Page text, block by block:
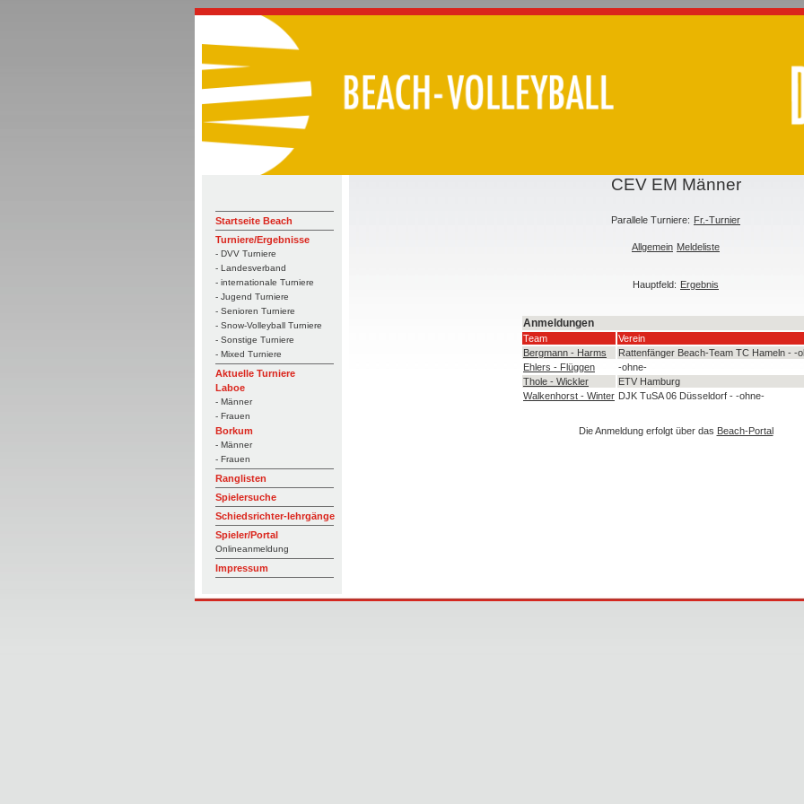
Startseite Beach
Turniere/Ergebnisse
- DVV Turniere
- Landesverband
- internationale Turniere
- Jugend Turniere
- Senioren Turniere
- Snow-Volleyball Turniere
- Sonstige Turniere
- Mixed Turniere
Aktuelle Turniere
Laboe
- Männer
- Frauen
Borkum
- Männer
- Frauen
Ranglisten
Spielersuche
Schiedsrichter-lehrgänge
Spieler/Portal
Onlineanmeldung
Impressum
CEV EM Männer
Parallele Turniere: Fr.-Turnier
Allgemein Meldeliste
Hauptfeld: Ergebnis
Anmeldungen
Team
Verein
Bergmann - Harms
Rattenfänger Beach-Team TC Hameln - -
Ehlers - Flüggen
-ohne-
Thole - Wickler
ETV Hamburg
Walkenhorst - Winter DJK TuSA 06 Düsseldorf - -ohne-
Die Anmeldung erfolgt über das Beach-Portal